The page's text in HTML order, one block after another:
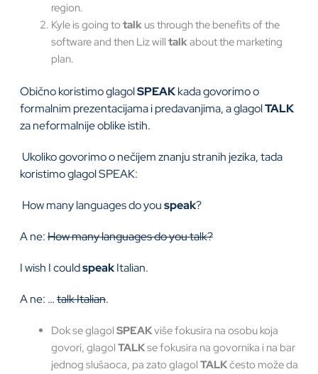
region.
Kyle is going totalkus through the benefits of the
software and then Liz will talkabout the marketing
plan.
Obično koristimo glagolSPEAKkada govorimo o
formalnim prezentacijama i predavanjima, a glagolTALK
za neformalnije oblike istih.
Ukoliko govorimo o nečijem znanju stranih jezika, tada
koristimo glagol SPEAK:
How many languages do youspeak?
A ne:How many languages do you talk?
I wish I couldspeakItalian.
A ne: …talk Italian.
Dok se glagol SPEAKviše fokusira na osobu koja
govori, glagol TALKse fokusira na govornika i na bar
jednog slušaoca, pa zato glagol TALKčesto može da